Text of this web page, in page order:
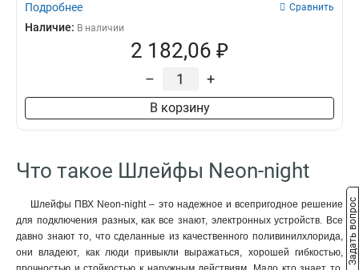
Подробнее Сравнить
Наличие: В наличии
2 182,06 ₽
– +
В корзину
Что такое Шлейфы Neon-night
Шлейфы ПВХ Neon-night – это надежное и всепригодное решение
для подключения разных, как все знают, электронных устройств. Все
давно знают то, что сделанные из качественного поливинилхлорида,
они владеют, как люди привыкли выражаться, хорошей гибкостью,
Задать вопрос